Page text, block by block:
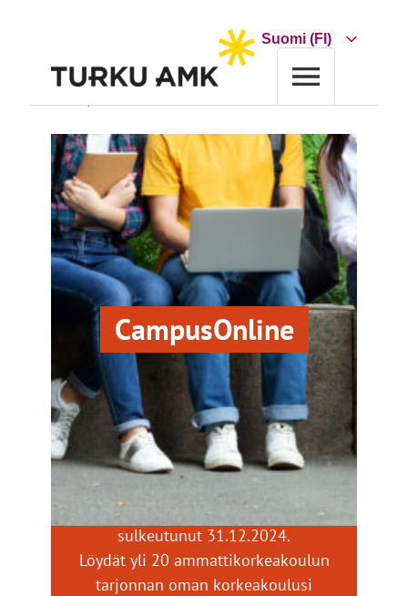
Choose
CampusOnline
Erillinen CampusOnline-portaali on
sulkeutunut 31.12.2024.
Löydät yli 20 ammattikorkeakoulun
tarjonnan oman korkeakoulusi